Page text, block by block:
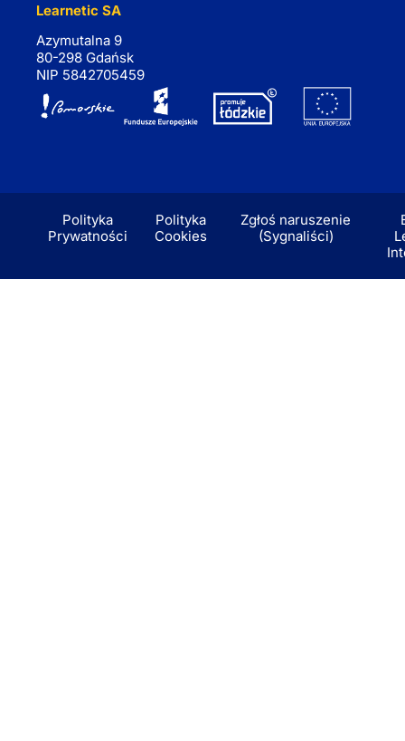
Learnetic SA
Azymutalna 9
80-298 Gdańsk
NIP 5842705459
Polityka
Prywatności
Polityka
Cookies
Zgłoś naruszenie
(Sygnaliści)